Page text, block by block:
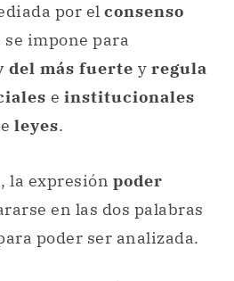
por el consenso
se impone para
del más fuerte y regula
e institucionales
leyes.
la expresión poder
en las dos palabras
poder ser analizada.